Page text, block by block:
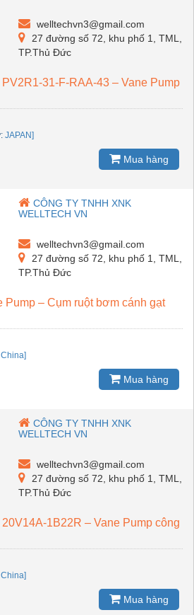
welltechvn3@gmail.com
27 đường số 72, khu phố 1, TML,
TP.Thủ Đức
31-F-RAA-43 – Vane Pump
: JAPAN]
Mua hàng
CÔNG TY TNHH XNK
WELLTECH VN
welltechvn3@gmail.com
27 đường số 72, khu phố 1, TML,
TP.Thủ Đức
Pump – Cụm ruột bơm cánh gạt
China]
Mua hàng
CÔNG TY TNHH XNK
WELLTECH VN
welltechvn3@gmail.com
27 đường số 72, khu phố 1, TML,
TP.Thủ Đức
1B22R – Vane Pump công
China]
Mua hàng